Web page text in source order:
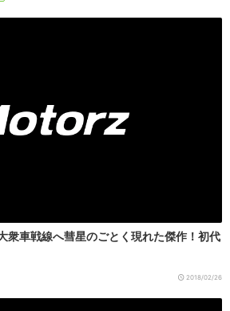
衆車戦線へ彗星のごとく現れた傑作！初代
2018/02/26